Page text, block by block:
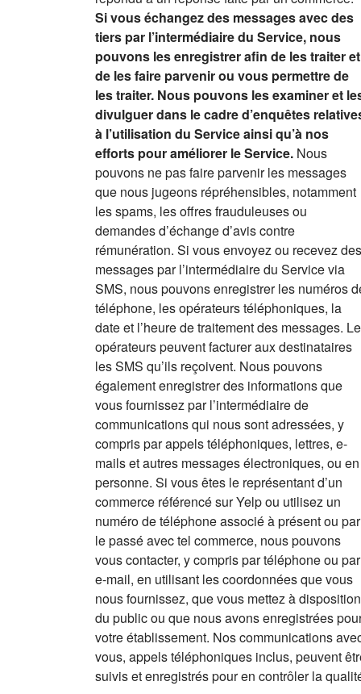
Si vous échangez des messages avec des
tiers par l’intermédiaire du Service, nous
pouvons les enregistrer afin de les traiter et
de les faire parvenir ou vous permettre de
les traiter. Nous pouvons les examiner et
divulguer dans le cadre d’enquêtes
à l’utilisation du Service ainsi qu’à nos
efforts pour améliorer le Service. Nous
pouvons ne pas faire parvenir les messages
que nous jugeons répréhensibles, notamment
les spams, les offres frauduleuses ou
demandes d’échange d’avis contre
rémunération. Si vous envoyez ou recevez des
messages par l’intermédiaire du Service via
SMS, nous pouvons enregistrer les numéros
téléphone, les opérateurs téléphoniques, la
date et l’heure de traitement des messages.
opérateurs peuvent facturer aux destinataires
les SMS qu’ils reçoivent. Nous pouvons
également enregistrer des informations que
vous fournissez par l’intermédiaire de
communications qui nous sont adressées, y
compris par appels téléphoniques, lettres, e-
mails et autres messages électroniques, ou en
personne. Si vous êtes le représentant d’un
commerce référencé sur Yelp ou utilisez un
numéro de téléphone associé à présent ou par
le passé avec tel commerce, nous pouvons
vous contacter, y compris par téléphone ou par
e-mail, en utilisant les coordonnées que vous
nous fournissez, que vous mettez à disposition
du public ou que nous avons enregistrées
votre établissement. Nos communications
vous, appels téléphoniques inclus, peuvent
suivis et enregistrés pour en contrôler la